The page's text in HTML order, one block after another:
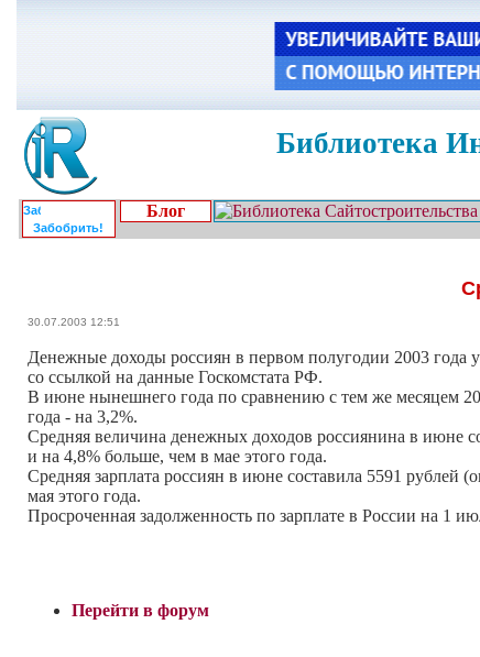
Библиотека
Забобрить!
Блог
30.07.2003 12:51
Денежные доходы россиян в первом полугодии 2003
со ссылкой на данные Госкомстата РФ.
В июне нынешнего года по сравнению с тем же месяцем
года - на 3,2%.
Средняя величина денежных доходов россиянина в июне
и на 4,8% больше, чем в мае этого года.
Средняя зарплата россиян в июне составила 5591
мая этого года.
Просроченная задолженность по зарплате в России на 1
Перейти в форум